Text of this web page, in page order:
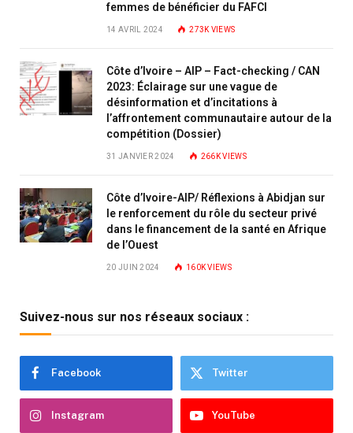
femmes de bénéficier du FAFCI
14 AVRIL 2024 273K VIEWS
Côte d’Ivoire – AIP – Fact-checking / CAN
2023: Éclairage sur une vague de
désinformation et d’incitations à
l’affrontement communautaire autour de la
compétition (Dossier)
31 JANVIER 2024 266KVIEWS
Côte d’Ivoire-AIP/ Réflexions à Abidjan sur
le renforcement du rôle du secteur privé
dans le financement de la santé en Afrique
de l’Ouest
20 JUIN 2024 160KVIEWS
Suivez-nous sur nos réseaux sociaux :
Facebook Twitter
Instagram YouTube